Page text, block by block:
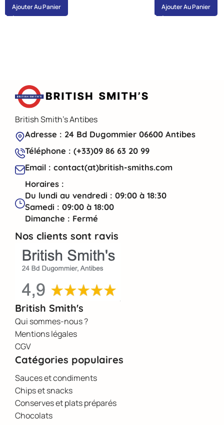
Ajouter Au Panier Ajouter Au Panier
British Smith's Antibes
Adresse : 24 Bd Dugommier 06600 Antibes
Téléphone : (+33)09 86 63 20 99
Email : contact(at)british-smiths.com
Horaires :
Du lundi au vendredi : 09:00 à 18:30
Samedi : 09:00 à 18:00
Dimanche : Fermé
Nos clients sont ravis
British Smith's
Qui sommes-nous ?
Mentions légales
CGV
Catégories populaires
Sauces et condiments
Chips et snacks
Conserves et plats préparés
Chocolats